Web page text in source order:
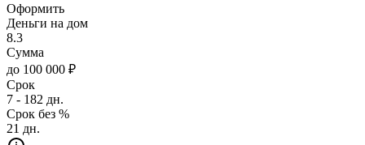
Оформить
Деньги на дом
8.3
Сумма
до 100 000 ₽
Срок
7 - 182 дн.
Срок без %
21 дн.